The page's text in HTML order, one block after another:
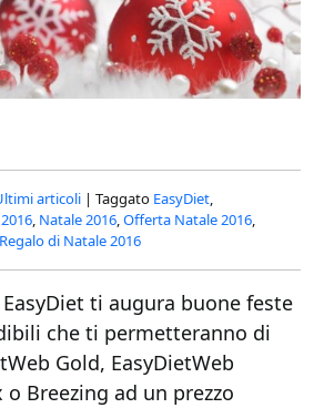
articoli | Taggato EasyDiet,
, Natale 2016,Offerta Natale 2016,
Regalo di Natale 2016
EasyDiet ti augura buone feste
che ti permetteranno di
Gold, EasyDietWeb
o Breezing ad un prezzo